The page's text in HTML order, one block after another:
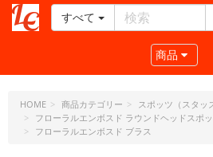
ー
ラ
フ
ト・
すべて
Toggle
商品
HOME 商品カテゴリー
スポッツ（スタッ
フローラルエンボスド ラウンドヘッドスポ
フローラルエンボスド ブラス